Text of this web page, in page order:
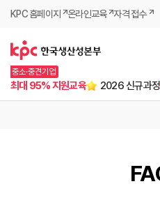
KPC 홈페이지 온라인교육 자격 접수
중소·중견기업
최대 95% 지원교육 2026 신규과정